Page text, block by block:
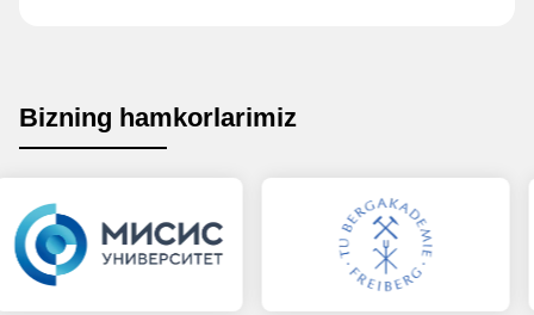
Bizning hamkorlarimiz